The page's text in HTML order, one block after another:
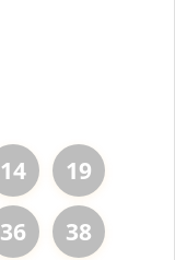
14
19
36
38